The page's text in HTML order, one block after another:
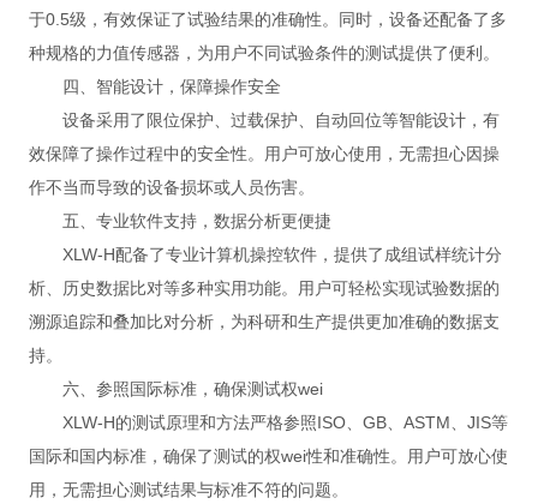
于0.5级，有效保证了试验结果的准确性。同时，设备还配备了多
种规格的力值传感器，为用户不同试验条件的测试提供了便利。
四、智能设计，保障操作安全
设备采用了限位保护、过载保护、自动回位等智能设计，有
效保障了操作过程中的安全性。用户可放心使用，无需担心因操
作不当而导致的设备损坏或人员伤害。
五、专业软件支持，数据分析更便捷
XLW-H配备了专业计算机操控软件，提供了成组试样统计分
析、历史数据比对等多种实用功能。用户可轻松实现试验数据的
溯源追踪和叠加比对分析，为科研和生产提供更加准确的数据支
持。
六、参照国际标准，确保测试权wei
XLW-H的测试原理和方法严格参照ISO、GB、ASTM、JIS等
国际和国内标准，确保了测试的权wei性和准确性。用户可放心使
用，无需担心测试结果与标准不符的问题。